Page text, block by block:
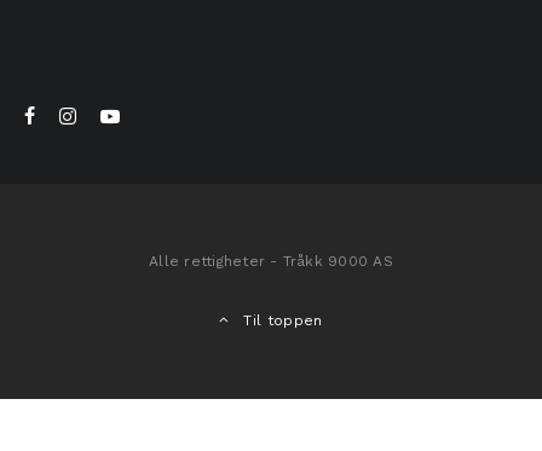
Alle rettigheter - Tråkk 9000 AS
Til toppen